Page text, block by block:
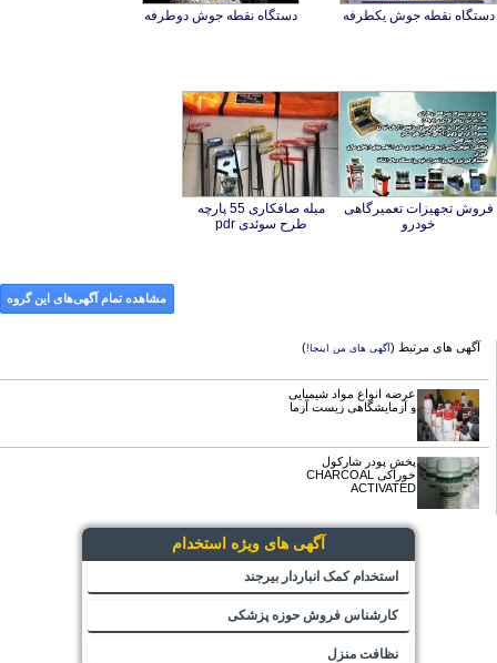
دستگاه نقطه جوش یکطرفه دستگاه نقطه جوش دوطرفه
فروش تجهیزات تعمیرگاهی
خودرو
میله صافکاری 55 پارچه
طرح سوئدی pdr
مشاهده تمام آگهی‌های این گروه
آگهی های مرتبط (آگهی های من اینجا!)
عرضه انواع مواد شیمیایی
و آزمایشگاهی زیست آزما
پخش پودر شارکول
خوراکی CHARCOAL
ACTIVATED
آگهی های ویژه استخدام
استخدام کمک انباردار بیرجند
کارشناس فروش حوزه پزشکی
نظافت منزل